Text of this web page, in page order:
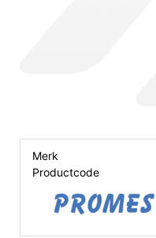
Merk
Productcode